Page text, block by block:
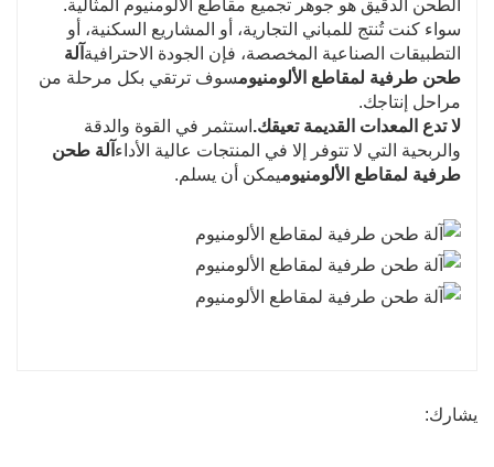
الطحن الدقيق هو جوهر تجميع مقاطع الألومنيوم المثالية.
سواء كنت تُنتج للمباني التجارية، أو المشاريع السكنية، أو
التطبيقات الصناعية المخصصة، فإن الجودة الاحترافية آلة
طحن طرفية لمقاطع الألومنيومسوف ترتقي بكل مرحلة من
مراحل إنتاجك.
لا تدع المعدات القديمة تعيقك. استثمر في القوة والدقة
والربحية التي لا تتوفر إلا في المنتجات عالية الأداء آلة طحن
طرفية لمقاطع الألومنيوميمكن أن يسلم.
يشارك: